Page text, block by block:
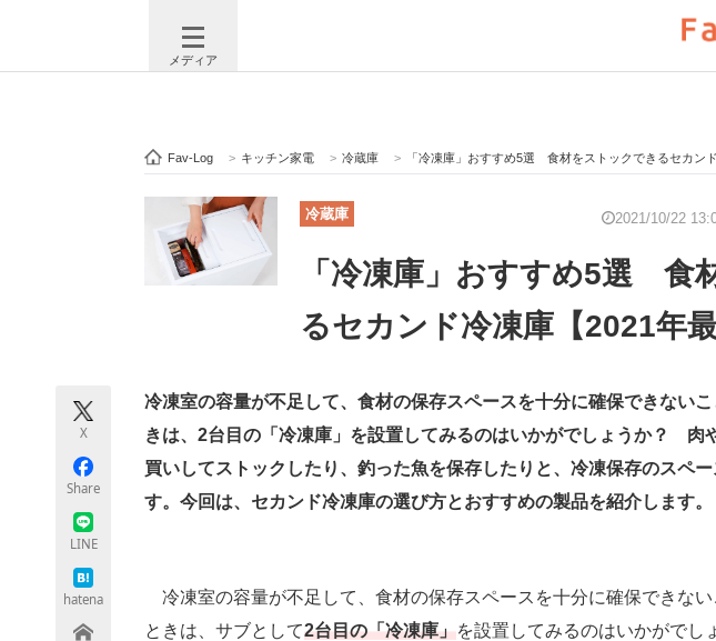
メディア
注目記事を集めた総合ページ ITの今と未来を見通す スマホ
ビジネスと働き方のヒント AI活用のいまが分かる 企業
モノづくり技術者専門サイト エレクトロニクス専門サイト 電子
ちょっと気になるネットの話題
Fav-Log > キッチン家電 > 冷蔵庫 > 「冷凍庫」おすすめ5選 食材をストックできるセカン
冷蔵庫 2021/10/22
「冷凍庫」おすすめ5選 食
るセカンド冷凍庫【2021年最
X
Share
LINE
hatena
冷凍室の容量が不足して、食材の保存スペースを十分に確保できない
きは、2台目の「冷凍庫」を設置してみるのはいかがでしょうか？ 肉
買いしてストックしたり、釣った魚を保存したりと、冷凍保存のスペ
す。今回は、セカンド冷凍庫の選び方とおすすめの製品を紹介します。
冷凍室の容量が不足して、食材の保存スペースを十分に確保できな
ときは、サブとして2台目の「冷凍庫」を設置してみるのはいかがでし